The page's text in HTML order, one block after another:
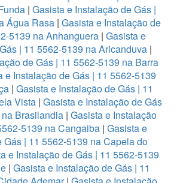
| Gasista e Instalação de Gás |
Água Rasa | Gasista e Instalação de
5139 na Anhanguera| Gasista e
| 11 5562-5139 na Aricanduva |
de Gás | 11 5562-5139 na Barra
e Instalação de Gás | 11 5562-5139
| Gasista e Instalação de Gás | 11
Vista| Gasista e Instalação de Gás
Brasilandia | Gasista e Instalação
5139 na Cangaiba| Gasista e
Gás | 11 5562-5139 na Capela do
e Instalação de Gás | 11 5562-5139
| Gasista e Instalação de Gás | 11